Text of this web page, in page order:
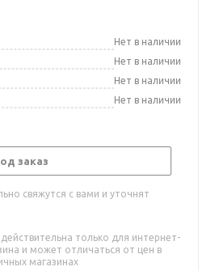
Нет в наличии
Нет в наличии
Нет в наличии
Нет в наличии
заказ
свяжутся с вами и уточнят
только для интернет-
и может отличаться от цен в
магазинах